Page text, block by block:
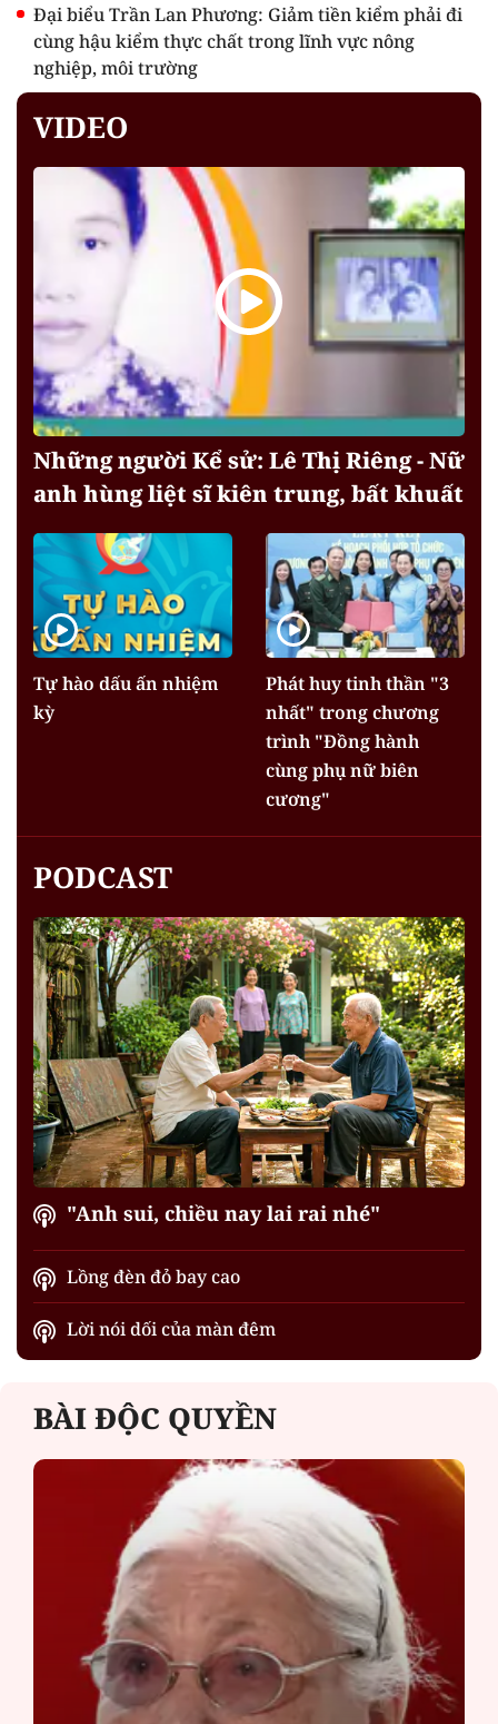
Đại biểu Trần Lan Phương: Giảm tiền kiểm phải đi
cùng hậu kiểm thực chất trong lĩnh vực nông
nghiệp, môi trường
VIDEO
Những người Kể sử: Lê Thị Riêng - Nữ
anh hùng liệt sĩ kiên trung, bất khuất
Tự hào dấu ấn nhiệm
kỳ
Phát huy tinh thần "3
nhất" trong chương
trình "Đồng hành
cùng phụ nữ biên
cương"
PODCAST
"Anh sui, chiều nay lai rai nhé"
Lồng đèn đỏ bay cao
Lời nói dối của màn đêm
BÀI ĐỘC QUYỀN